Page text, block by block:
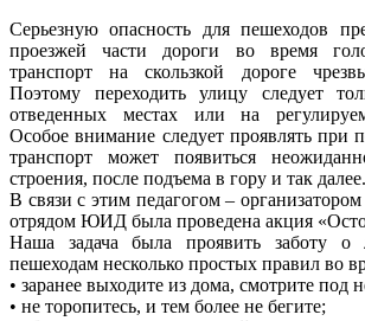
Серьезную опасность для пешеходов
проезжей части дороги во время
транспорт на скользкой дороге
Поэтому переходить улицу следует
отведенных местах или на
Особое внимание следует проявлять при
транспорт может появиться
строения, после подъема в гору и так далее.
В связи с этим педагогом –
отрядом ЮИД была проведена акция
Наша задача была проявить заботу о
пешеходам несколько простых правил во
• заранее выходите из дома, смотрите под
• не торопитесь, и тем более не бегите;